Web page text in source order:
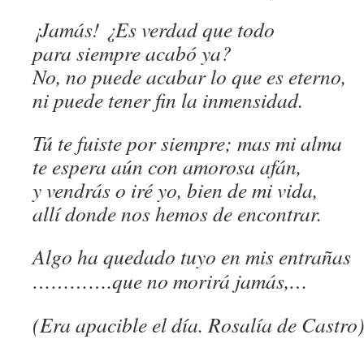
¡Jamás! ¿Es verdad que todo
para siempre acabó ya?
No, no puede acabar lo que es eterno,
ni puede tener fin la inmensidad.
Tú te fuiste por siempre; mas mi alma
te espera aún con amorosa afán,
y vendrás o iré yo, bien de mi vida,
allí donde nos hemos de encontrar.
Algo ha quedado tuyo en mis entrañas
………….que no morirá jamás,…
(Era apacible el día. Rosalía de Castro)